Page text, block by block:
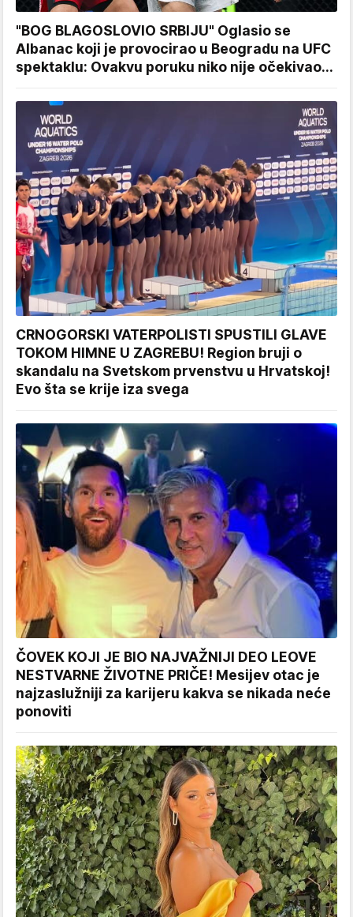
"BOG BLAGOSLOVIO SRBIJU" Oglasio se
Albanac koji je provocirao u Beogradu na UFC
spektaklu: Ovakvu poruku niko nije očekivao...
CRNOGORSKI VATERPOLISTI SPUSTILI GLAVE
TOKOM HIMNE U ZAGREBU! Region bruji o
skandalu na Svetskom prvenstvu u Hrvatskoj!
Evo šta se krije iza svega
ČOVEK KOJI JE BIO NAJVAŽNIJI DEO LEOVE
NESTVARNE ŽIVOTNE PRIČE! Mesijev otac je
najzaslužniji za karijeru kakva se nikada neće
ponoviti